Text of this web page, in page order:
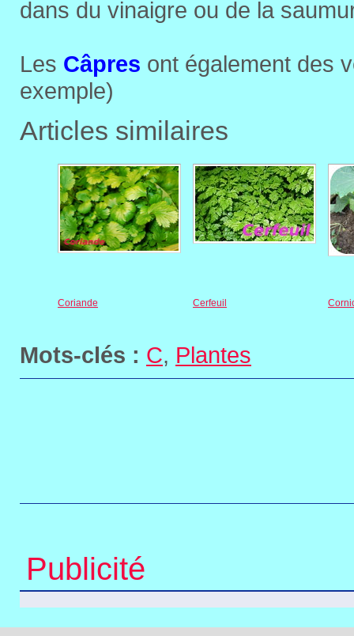
dans du vinaigre ou de la
Les Câpres ont également des
exemple)
Articles similaires
Coriande Cerfeuil
Mots-clés : C, Plantes
Publicité